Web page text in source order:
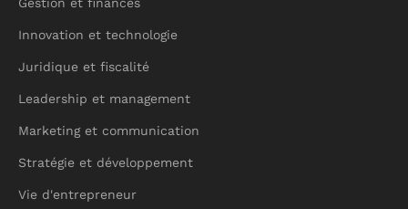
Innovation et technologie
Juridique et fiscalité
Leadership et management
Marketing et communication
Stratégie et développement
Vie d'entrepreneur